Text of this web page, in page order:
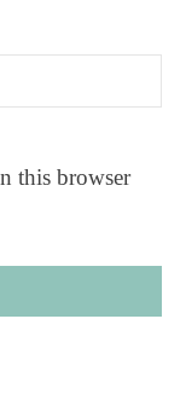
this browser